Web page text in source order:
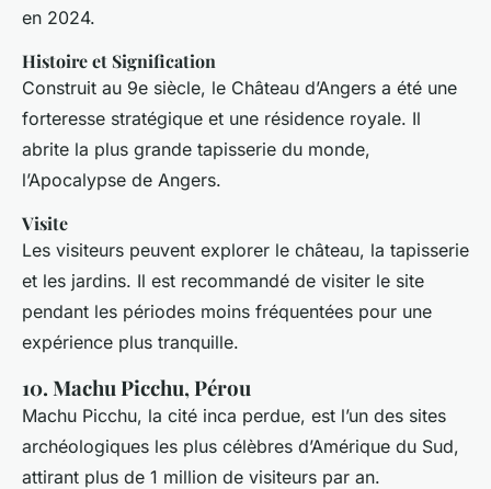
en 2024.
Histoire et Signification
Construit au 9e siècle, le Château d’Angers a été une
forteresse stratégique et une résidence royale. Il
abrite la plus grande tapisserie du monde,
l’Apocalypse de Angers.
Visite
Les visiteurs peuvent explorer le château, la tapisserie
et les jardins. Il est recommandé de visiter le site
pendant les périodes moins fréquentées pour une
expérience plus tranquille.
10. Machu Picchu, Pérou
Machu Picchu, la cité inca perdue, est l’un des sites
archéologiques les plus célèbres d’Amérique du Sud,
attirant plus de 1 million de visiteurs par an.